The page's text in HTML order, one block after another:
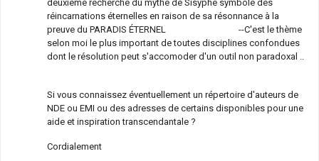
deuxième recherche du mythe de Sisyphe symbole des
réincarnations éternelles en raison de sa résonnance à la
preuve du PARADIS ÉTERNEL --C'est le thème
selon moi le plus important de toutes disciplines confondues
dont le résolution peut s'accomoder d'un outil non paradoxal ..
Si vous connaissez éventuellement un répertoire d'auteurs de
NDE ou EMI ou des adresses de certains disponibles pour une
aide et inspiration transcendantale ?
Cordialement